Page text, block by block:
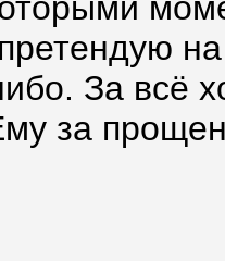
За всё
за